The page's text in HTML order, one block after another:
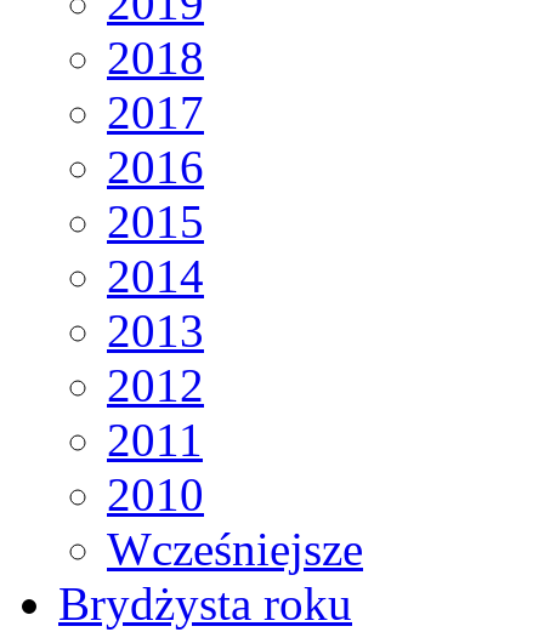
2018
2017
2016
2015
2014
2013
2012
2011
2010
Wcześniejsze
Brydżysta roku